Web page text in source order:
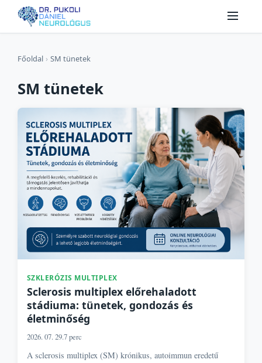
Főoldal › SM tünetek
SM tünetek
SZKLERÓZIS MULTIPLEX
Sclerosis multiplex előrehaladott
stádiuma: tünetek, gondozás és
életminőség
2026. 07. 29.7 perc
A sclerosis multiplex (SM) krónikus, autoimmun eredetű